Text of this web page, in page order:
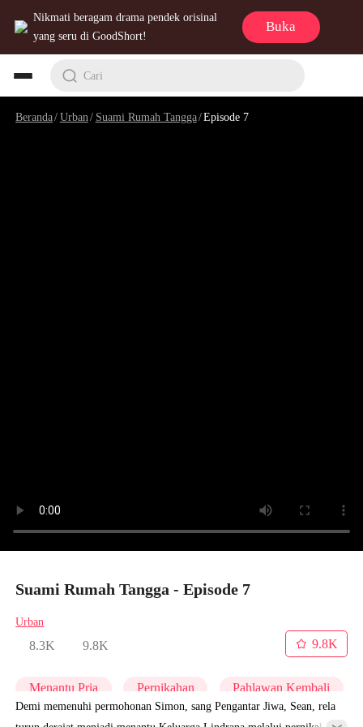
Nikmati beragam drama pendek orisinal
yang seru di GoodShort!
Buka
Cari
Beranda/Urban / Suami Rumah Tangga/Episode 7
Suami Rumah Tangga - Episode 7
Urban
8.3K 9.8K
9.8K
Menantu Pria Pernikahan Pahlawan Kembali
Demi memenuhi permohonan Simon, sang Pengantar Jiwa, Sean, rela